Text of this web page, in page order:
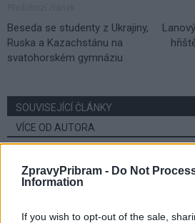
ZpravyPribram - Do Not
Information
If you wish to opt-out of the sale,
Beseda se studenty z Ukrajiny,
Ruska a Kazachstánu na
svatohorském gymnáziu
SOUVISEJÍCÍ ČLÁNKY
VÍCE OD AUTORA
Vykradených aut
Policie připomíná: